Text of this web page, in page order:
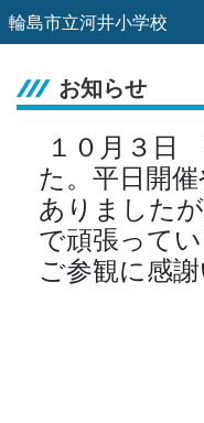
輪島市立河井小学校
お知らせ
１０月３日
た。平日開
ありました
で頑張って
ご参観に感謝